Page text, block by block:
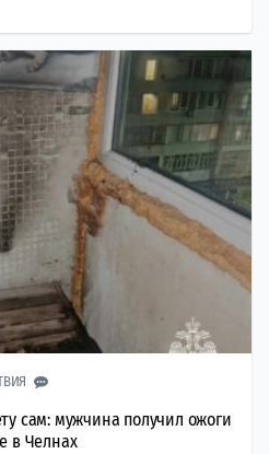
сам: мужчина получил ожоги
в Челнах